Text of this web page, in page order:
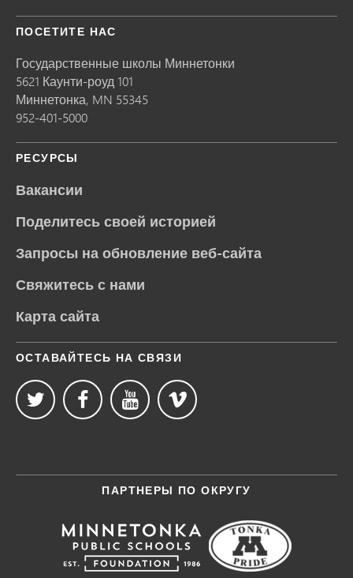
ПОСЕТИТЕ НАС
Государственные школы Миннетонки
5621 Каунти-роуд 101
Миннетонка, MN 55345
952-401-5000
РЕСУРСЫ
Вакансии
Поделитесь своей историей
Запросы на обновление веб-сайта
Свяжитесь с нами
Карта сайта
ОСТАВАЙТЕСЬ НА СВЯЗИ
ПАРТНЕРЫ ПО ОКРУГУ